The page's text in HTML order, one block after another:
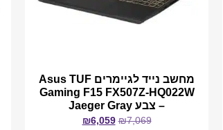
מחשב נייד לגיימרים Asus TUF
Gaming F15 FX507Z-HQ022W
– צבע Jaeger Gray
₪7,069
₪6,059